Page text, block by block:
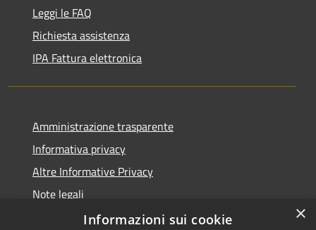
Leggi le FAQ
Richiesta assistenza
IPA Fattura elettronica
Amministrazione trasparente
Informativa privacy
Altre Informative Privacy
Note legali
Dichiarazione di accessibilità
×
Informazioni sui cookie